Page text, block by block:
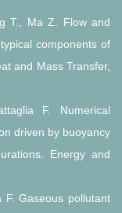
T., Ma Z. Flow and
components of
and Mass Transfer,
F. Numerical
driven by buoyancy
Energy and
F. Gaseous pollutant